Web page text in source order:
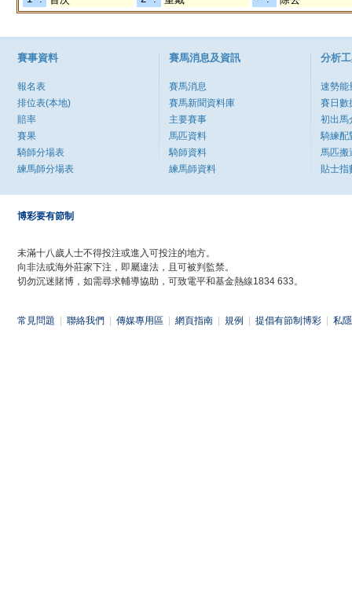
賽事資料
報名表
排位表(本地)
賠率
賽果
騎師分場表
練馬師分場表
賽馬消息及資訊
賽馬消息
賽馬新聞資料庫
主要賽事
馬匹資料
騎師資料
練馬師資料
分析
速勢能
賽日數
初出馬
騎練配
馬匹搬
貼士指
博彩要有節制
未滿十八歲人士不得投注或進入可投注的地方。
向非法或海外莊家下注，即屬違法，且可被判監禁。
切勿沉迷賭博，如需尋求輔導協助，可致電平和基金熱線1834 633。
常見問題 聯絡我們 傳媒專用區 網頁指南 規例 提倡有節制博彩 私